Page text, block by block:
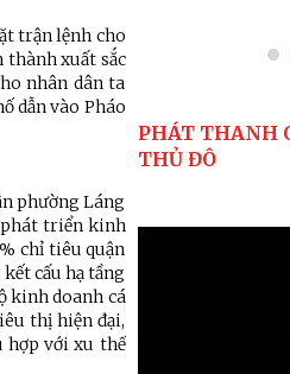
trận lệnh cho
thành xuất sắc
nhân dân ta
dẫn vào Pháo
phường Láng
phát triển kinh
chỉ tiêu quận
cấu hạ tầng
kinh doanh cá
thị hiện đại,
hợp với xu thế
PHÁT THANH
THỦ ĐÔ